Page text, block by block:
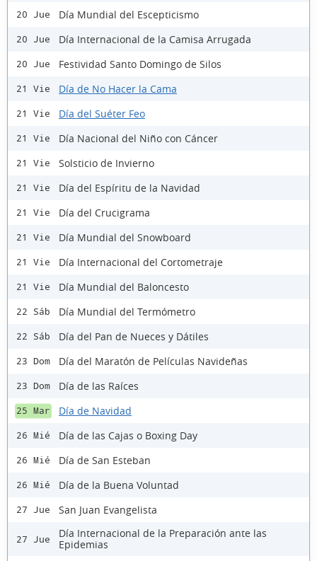
20 Jue Día Mundial del Escepticismo
20 Jue Día Internacional de la Camisa Arrugada
20 Jue Festividad Santo Domingo de Silos
21 Vie Día de No Hacer la Cama
21 Vie Día del Suéter Feo
21 Vie Día Nacional del Niño con Cáncer
21 Vie Solsticio de Invierno
21 Vie Día del Espíritu de la Navidad
21 Vie Día del Crucigrama
21 Vie Día Mundial del Snowboard
21 Vie Día Internacional del Cortometraje
21 Vie Día Mundial del Baloncesto
22 Sáb Día Mundial del Termómetro
22 Sáb Día del Pan de Nueces y Dátiles
23 Dom Día del Maratón de Películas Navideñas
23 Dom Día de las Raíces
25 Mar Día de Navidad
26 Mié Día de las Cajas o Boxing Day
26 Mié Día de San Esteban
26 Mié Día de la Buena Voluntad
27 Jue San Juan Evangelista
27 Jue
Día Internacional de la Preparación ante las
Epidemias